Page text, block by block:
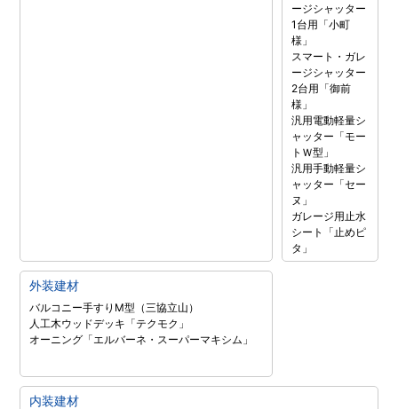
ージシャッター
1台用「小町
様」
スマート・ガレ
ージシャッター
2台用「御前
様」
汎用電動軽量シ
ャッター「モー
トＷ型」
汎用手動軽量シ
ャッター「セー
ヌ」
ガレージ用止水
シート「止めピ
タ」
外装建材
バルコニー手すりM型（三協立山）
人工木ウッドデッキ「テクモク」
オーニング「エルバーネ・スーパーマキシム」
内装建材